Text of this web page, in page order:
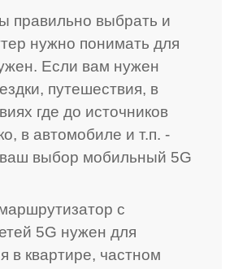
правильно выбрать и
нужно понимать для
Если вам нужен
путешествия, в
где до источников
в автомобиле и т.п. -
выбор мобильный 5G
с
5G нужен для
в квартире, частном